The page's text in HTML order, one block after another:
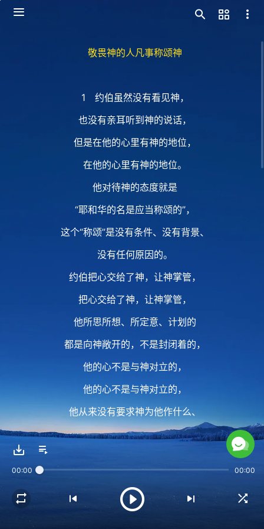
敬畏神的人凡事称颂神
1 约伯虽然没有看见神，
也没有亲耳听到神的说话，
但是在他的心里有神的地位，
在他的心里有神的地位。
他对待神的态度就是
“耶和华的名是应当称颂的”，
这个“称颂”是没有条件、没有背景、
没有任何原因的。
约伯把心交给了神，让神掌管，
把心交给了神，让神掌管，
他所思所想、所定意、计划的
都是向神敞开的，不是封闭着的，
他的心不是与神对立的，
他的心不是与神对立的，
他从来没有要求神为他作什么、
赐给他什么，
2 约伯跟神不搞交易，
00:00 00:00